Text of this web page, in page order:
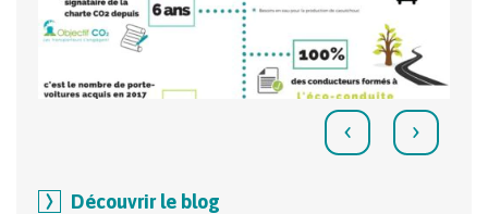
‹ ›
Découvrir le blog